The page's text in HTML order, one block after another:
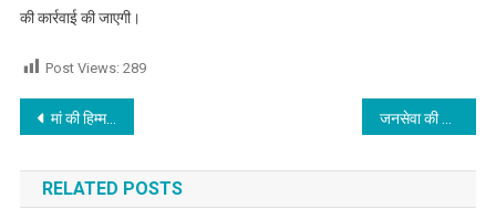
की कार्रवाई की जाएगी।
Post Views: 289
Post navigation
मां की हिम्मत के आगे हारे लुटेरे, न बेटा छोड़ा न मोबाइल
RELATED POSTS